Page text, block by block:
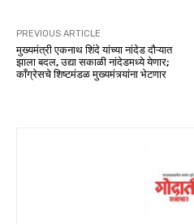
PREVIOUS ARTICLE
मुख्यमंत्री एकनाथ शिंदे यांच्या नांदेड दौऱ्यात
झाला बदल, उद्या सकाळी नांदेडमध्ये येणार;
काँग्रेसचे शिष्टमंडळ मुख्यमंत्र्यांना भेटणार